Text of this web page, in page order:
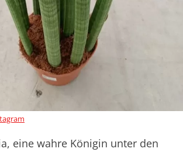
eine wahre Königin unter den